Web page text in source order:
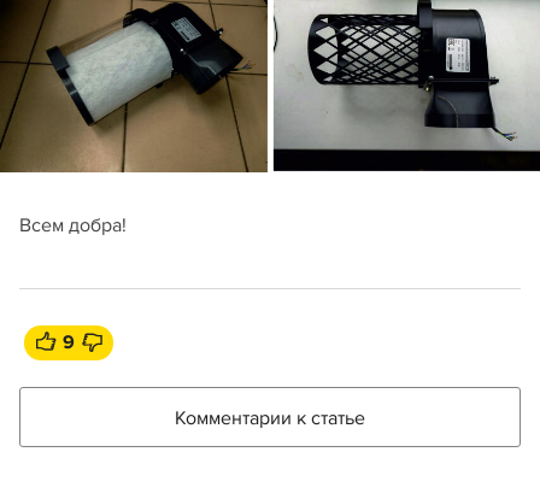
Всем добра!
9
Комментарии к статье